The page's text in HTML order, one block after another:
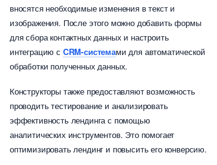
носятся необходимые изменения в текст и
изображения.​ После этого можно добавить формы
для сбора контактных данных и настроить
интеграцию с CRM-системами для автоматической
обработки полученных данных.​
Конструкторы также предоставляют возможность
проводить тестирование и анализировать
эффективность лендинга с помощью
аналитических инструментов.​ Это помогает
оптимизировать лендинг и повысить его конверсию.​